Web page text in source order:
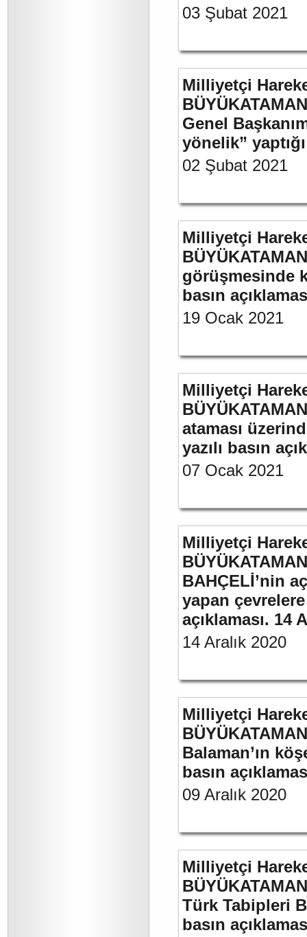
03 Şubat 2021
Milliyetçi
Genel
yönelik”
02 Şubat 2021
Milliyetçi
görüşmesinde
basın
19 Ocak 2021
Milliyetçi
ataması
yazılı basın
07 Ocak 2021
Milliyetçi
BAHÇELİ’nin
yapan
açıklaması. 14
14 Aralık 2020
Milliyetçi
Balaman’ın
basın
09 Aralık 2020
Milliyetçi
Türk Tabipleri
basın